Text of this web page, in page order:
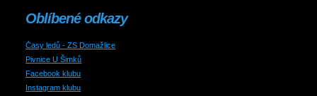
Oblíbené odkazy
Časy ledů - ZS Domažlice
Pivnice U Šimků
Facebook klubu
Instagram klubu